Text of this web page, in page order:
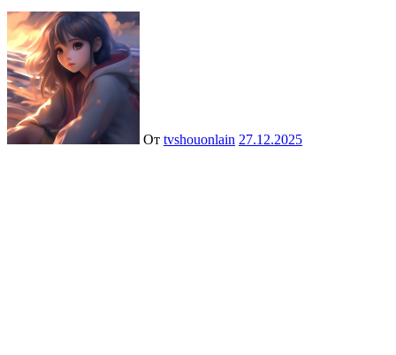
От tvshouonlain 27.12.2025